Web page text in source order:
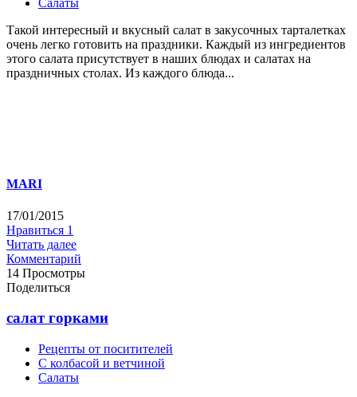
Салаты
Такой интересный и вкусный салат в закусочных тарталетках
очень легко готовить на праздники. Каждый из ингредиентов
этого салата присутствует в наших блюдах и салатах на
праздничных столах. Из каждого блюда...
MARI
17/01/2015
Нравиться 1
Читать далее
Комментарий
14 Просмотры
Поделиться
салат горками
Рецепты от поситителей
С колбасой и ветчиной
Салаты